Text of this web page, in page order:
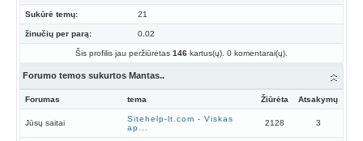
Sukūrė temų: 21
žinučių per parą: 0.02
Šis profilis jau peržiūrėtas 146 kartus(ų). 0 komentarai(ų).
Forumo temos sukurtos Mantas..
Forumas tema Žiūrėta Atsakymų
Jūsų saitai
Sitehelp-lt.com - Viskas
ap...
2128 3